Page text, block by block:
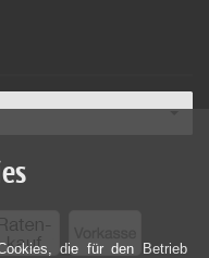
die für den Betrieb